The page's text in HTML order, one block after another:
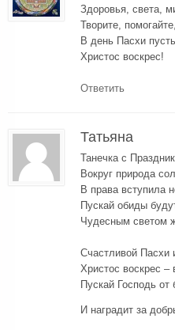
Здоровья, света,
Творите,
В день Пасхи
Христос воскрес!
Ответить
Татьяна
Танечка с
Вокруг природа
В права вступила
Пускай обиды
Чудесным светом
Счастливой Пасхи
Христос воскрес –
Пускай Господь от
И наградит за